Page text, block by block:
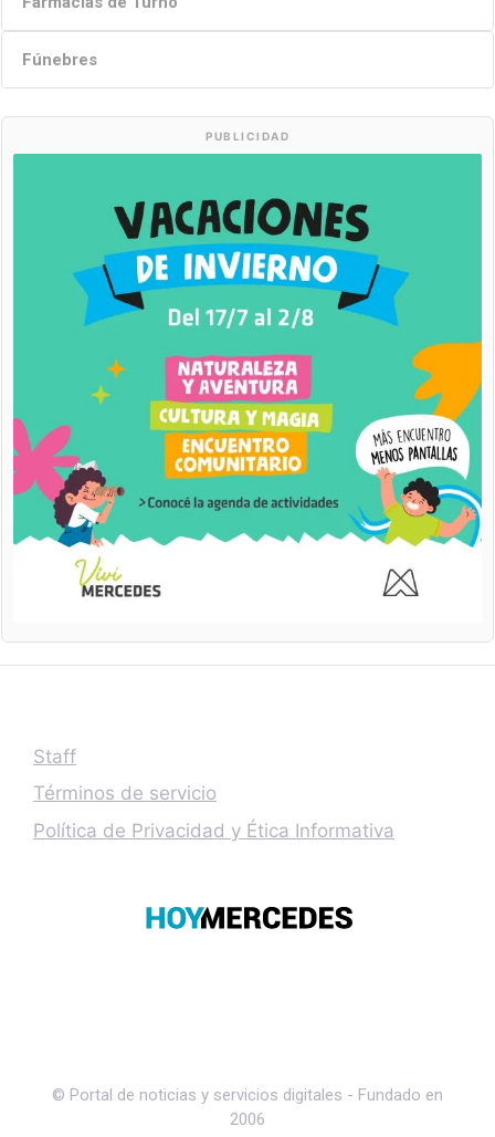
Fúnebres
PUBLICIDAD
Staff
Términos de servicio
Política de Privacidad y Ética Informativa
© Portal de noticias y servicios digitales - Fundado en
2006